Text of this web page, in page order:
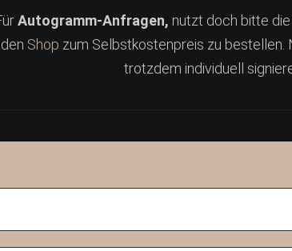
Autogramm-Anfragen, nutzt doch bitte
den Shop zum Selbstkostenpreis zu bestellen.
trotzdem individuell